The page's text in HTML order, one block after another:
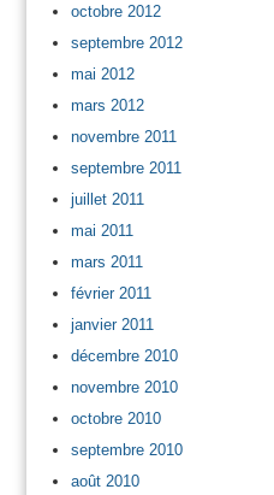
octobre 2012
septembre 2012
mai 2012
mars 2012
novembre 2011
septembre 2011
juillet 2011
mai 2011
mars 2011
février 2011
janvier 2011
décembre 2010
novembre 2010
octobre 2010
septembre 2010
août 2010